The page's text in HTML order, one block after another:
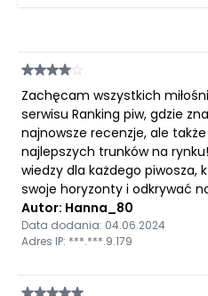
Zachęcam wszystkich
serwisu Ranking piw, gdzie
najnowsze recenzje, ale
najlepszych trunków na
wiedzy dla każdego piwosza,
swoje horyzonty i odkrywać
Autor: Hanna_80
Data dodania: 04.06.2024
Adres IP: ***.***.9.179